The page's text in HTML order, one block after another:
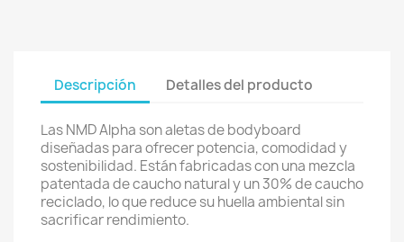
Descripción Detalles del producto
Las NMD Alpha son aletas de bodyboard
diseñadas para ofrecer potencia, comodidad y
sostenibilidad. Están fabricadas con una mezcla
patentada de caucho natural y un 30% de caucho
reciclado, lo que reduce su huella ambiental sin
sacrificar rendimiento.